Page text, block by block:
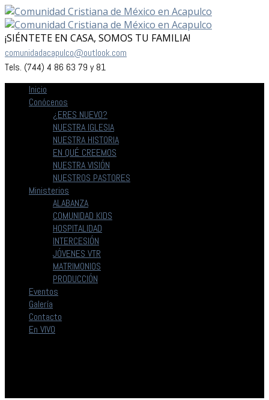
¡SIÉNTETE EN CASA, SOMOS TU FAMILIA!
comunidadacapulco@outlook.com
Tels. (744) 4 86 63 79 y 81
Inicio
Conócenos
¿ERES NUEVO?
NUESTRA IGLESIA
NUESTRA HISTORIA
EN QUÉ CREEMOS
NUESTRA VISIÓN
NUESTROS PASTORES
Ministerios
ALABANZA
COMUNIDAD KIDS
HOSPITALIDAD
INTERCESIÓN
JÓVENES VTR
MATRIMONIOS
PRODUCCIÓN
Eventos
Galería
Contacto
En VIVO